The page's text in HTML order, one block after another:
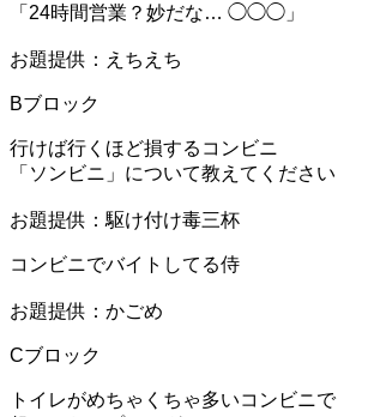
「24時間営業？妙だな… ◯◯◯」
お題提供：えちえち
Bブロック
行けば行くほど損するコンビニ
「ソンビニ」について教えてください
お題提供：駆け付け毒三杯
コンビニでバイトしてる侍
お題提供：かごめ
Cブロック
トイレがめちゃくちゃ多いコンビニで